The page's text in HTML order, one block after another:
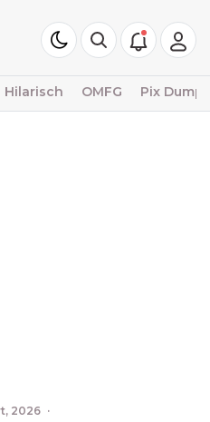
Hilarisch OMFG Pix Dump
2026 ·